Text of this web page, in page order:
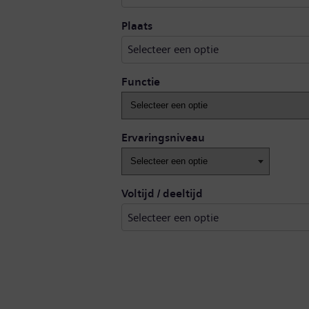
PlaatsSelecteer een optie
Selecteer een optie
Functie
Ervaringsniveau
Voltijd / deeltijd